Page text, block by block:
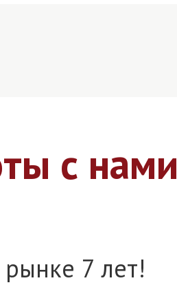
с нами
7 лет!